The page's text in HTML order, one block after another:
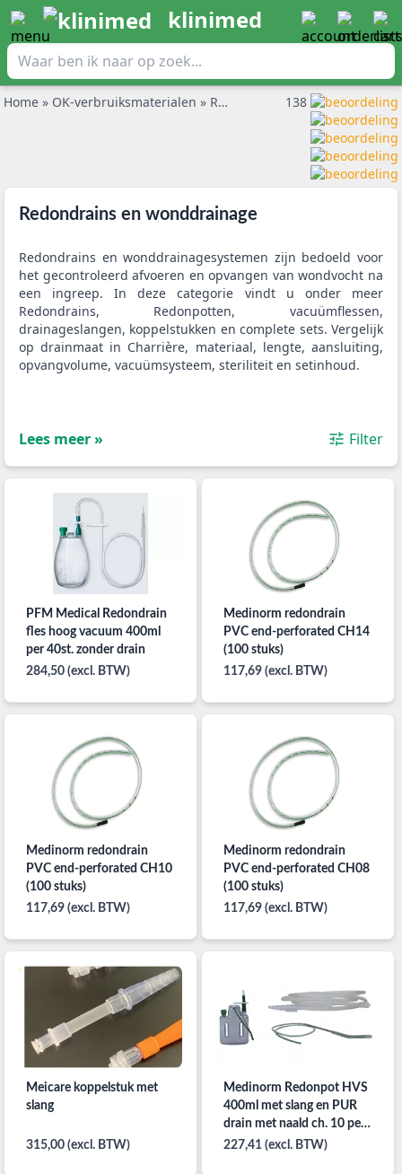
klinimed
Home » OK-verbruiksmaterialen » Redondrains en wonddrainage 138
Redondrains en wonddrainage
Redondrains en wonddrainagesystemen zijn bedoeld voor
het gecontroleerd afvoeren en opvangen van wondvocht na
een ingreep. In deze categorie vindt u onder meer
Redondrains, Redonpotten, vacuümflessen,
drainageslangen, koppelstukken en complete sets. Vergelijk
op drainmaat in Charrière, materiaal, lengte, aansluiting,
opvangvolume, vacuümsysteem, steriliteit en setinhoud.
Lees meer » Filter
PFM Medical Redondrain
fles hoog vacuum 400ml
per 40st. zonder drain
284,50 (excl. BTW)
Medinorm redondrain
PVC end-perforated CH14
(100 stuks)
117,69 (excl. BTW)
Medinorm redondrain
PVC end-perforated CH10
(100 stuks)
117,69 (excl. BTW)
Medinorm redondrain
PVC end-perforated CH08
(100 stuks)
117,69 (excl. BTW)
Meicare koppelstuk met
slang
315,00 (excl. BTW)
Medinorm Redonpot HVS
400ml met slang en PUR
drain met naald ch. 10 per
30st.
227,41 (excl. BTW)